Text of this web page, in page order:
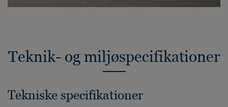
Teknik- og miljøspecifikationer
Tekniske specifikationer